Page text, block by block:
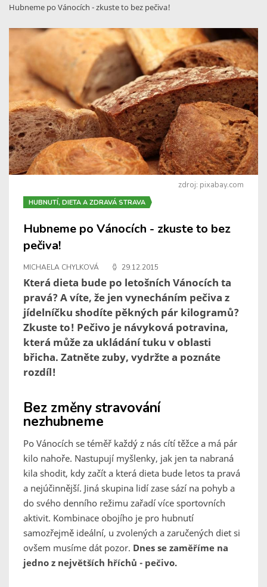
Hubneme po Vánocích - zkuste to bez pečiva!
zdroj: pixabay.com
HUBNUTÍ, DIETA A ZDRAVÁ STRAVA
Hubneme po Vánocích - zkuste to bez
pečiva!
MICHAELA CHYLKOVÁ 29.12.2015
Která dieta bude po letošních Vánocích ta
pravá? A víte, že jen vynecháním pečiva z
jídelníčku shodíte pěkných pár kilogramů?
Zkuste to! Pečivo je návyková potravina,
která může za ukládání tuku v oblasti
břicha. Zatněte zuby, vydržte a poznáte
rozdíl!
Bez změny stravování
nezhubneme
Po Vánocích se téměř každý z nás cítí těžce a má pár
kilo nahoře. Nastupují myšlenky, jak jen ta nabraná
kila shodit, kdy začít a která dieta bude letos ta pravá
a nejúčinnější. Jiná skupina lidí zase sází na pohyb a
do svého denního režimu zařadí více sportovních
aktivit. Kombinace obojího je pro hubnutí
samozřejmě ideální, u zvolených a zaručených diet si
ovšem musíme dát pozor. Dnes se zaměříme na
jedno z největších hříchů - pečivo.